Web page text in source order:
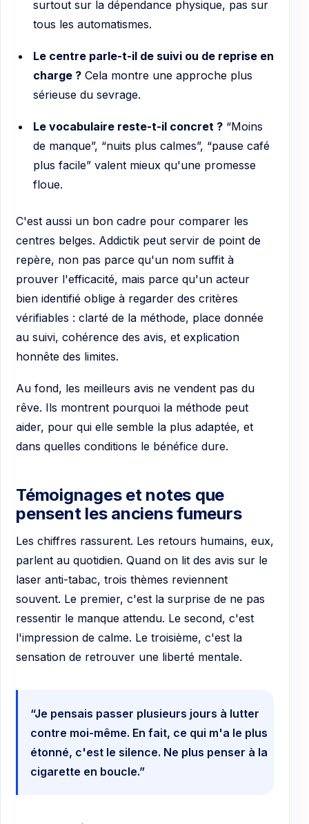
surtout sur la dépendance physique, pas sur
tous les automatismes.
Le centre parle-t-il de suivi ou de reprise en
charge ?Cela montre une approche plus
sérieuse du sevrage.
Le vocabulaire reste-t-il concret ?“Moins
de manque”, “nuits plus calmes”, “pause café
plus facile” valent mieux qu'une promesse
floue.
C'est aussi un bon cadre pour comparer les
centres belges. Addictik peut servir de point de
repère, non pas parce qu'un nom suffit à
prouver l'efficacité, mais parce qu'un acteur
bien identifié oblige à regarder des critères
vérifiables : clarté de la méthode, place donnée
au suivi, cohérence des avis, et explication
honnête des limites.
Au fond, les meilleurs avis ne vendent pas du
rêve. Ils montrent pourquoi la méthode peut
aider, pour qui elle semble la plus adaptée, et
dans quelles conditions le bénéfice dure.
Témoignages et notes que
pensent les anciens fumeurs
Les chiffres rassurent. Les retours humains, eux,
parlent au quotidien. Quand on lit des avis sur le
laser anti-tabac, trois thèmes reviennent
souvent. Le premier, c'est la surprise de ne pas
ressentir le manque attendu. Le second, c'est
l'impression de calme. Le troisième, c'est la
sensation de retrouver une liberté mentale.
“Je pensais passer plusieurs jours à lutter
contre moi-même. En fait, ce qui m'a le plus
étonné, c'est le silence. Ne plus penser à la
cigarette en boucle.”